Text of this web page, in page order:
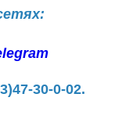
30-0-02.